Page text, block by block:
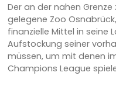
Der an der nahen
gelegene Zoo
finanzielle Mittel in
Aufstockung seiner
müssen, um mit denen
Champions League